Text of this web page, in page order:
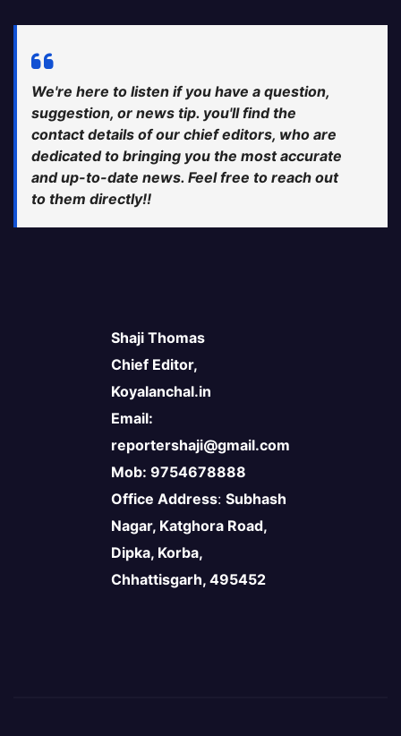
We're here to listen if you have a question,
suggestion, or news tip. you'll find the
contact details of our chief editors, who are
dedicated to bringing you the most accurate
and up-to-date news. Feel free to reach out
to them directly!!
Shaji Thomas
Chief Editor,
Koyalanchal.in
Email:
reportershaji@gmail.com
Mob: 9754678888
Office Address: Subhash
Nagar, Katghora Road,
Dipka, Korba,
Chhattisgarh, 495452